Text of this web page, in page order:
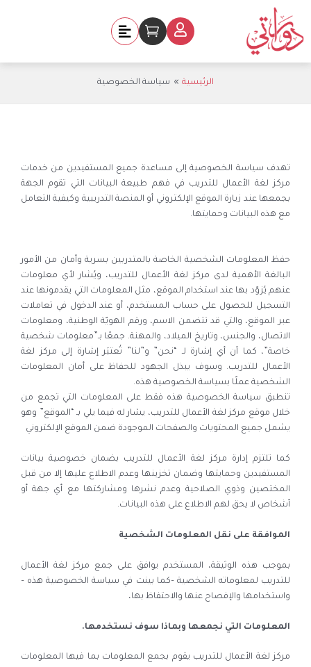
المحتوى
Cart
الرئيسية سياسة الخصوصية
تهدف سياسة الخصوصية إلى مساعدة جميع المستفيدين من خدمات
مركز لغة الأعمال للتدريب في فهم طبيعة البيانات التي تقوم الجهة
بجمعها عند زيارة الموقع الإلكتروني أو المنصة التدريبية وكيفية التعامل
مع هذه البيانات وحمايتها.
حفظ المعلومات الشخصية الخاصة بالمتدربين بسرية وأمان من الأمور
البالغة الأهمية لدى مركز لغة الأعمال للتدريب، ويُشار لأي معلومات
عنهم يُزوّد بها عند استخدام الموقع، مثل المعلومات التي يقدمونها عند
التسجيل للحصول على حساب المستخدم، أو عند الدخول في تعاملات
عبر الموقع، والتي قد تتضمن الاسم، ورقم الهويّة الوطنية، ومعلومات
الاتصال، والجنس، وتاريخ الميلاد، والمهنة. جمعًا بـ”معلومات شخصية
خاصة”، كما أن أي إشارة لـ “نحن” و”لنا” تُعتبَر إشارة إلى مركز لغة
الأعمال للتدريب. وسوف يبذل الجهود للحفاظ على أمان المعلومات
الشخصية عملًا بسياسة الخصوصية هذه.
تنطبق سياسة الخصوصية هذه فقط على المعلومات التي تجمع من
خلال موقع مركز لغة الأعمال للتدريب، يشار له فيما يلي بـ “الموقع” وهو
يشمل جميع المحتويات والصفحات الموجودة ضمن الموقع الإلكتروني
كما تلتزم إدارة مركز لغة الأعمال للتدريب بضمان خصوصية بيانات
المستفيدين وحمايتها وضمان تخزينها وعدم الاطلاع عليها إلا من قبل
المختصين وذوي الصلاحية وعدم نشرها ومشاركتها مع أي جهة أو
أشخاص لا يحق لهم الاطلاع على هذه البيانات.
الموافقة على نقل المعلومات الشخصية
بموجب هذه الوثيقة، المستخدم يوافق على جمع مركز لغة الأعمال
للتدريب لمعلوماته الشخصية –كما بينت في سياسة الخصوصية هذه –
واستخدامها والإفصاح عنها والاحتفاظ بها،
المعلومات التي نجمعها وبماذا سوف نستخدمها.
مركز لغة الأعمال للتدريب يقوم بجمع المعلومات بما فيها المعلومات